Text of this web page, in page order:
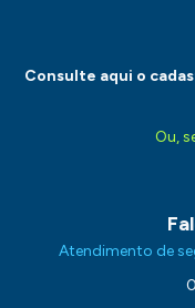
Consulte aqui o
Ou,
Atendimento de